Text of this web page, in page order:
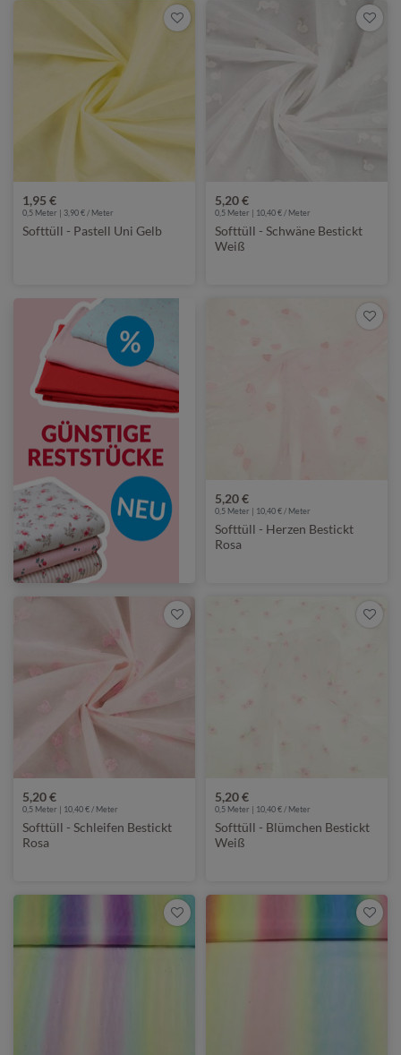
1,95 €
0,5 Meter | 3,90 € / Meter
Softtüll - Pastell Uni Gelb
5,20 €
0,5 Meter | 10,40 € / Meter
Softtüll - Schwäne Bestickt
Weiß
5,20 €
0,5 Meter | 10,40 € / Meter
Softtüll - Herzen Bestickt
Rosa
5,20 €
0,5 Meter | 10,40 € / Meter
Softtüll - Schleifen Bestickt
Rosa
5,20 €
0,5 Meter | 10,40 € / Meter
Softtüll - Blümchen Bestickt
Weiß